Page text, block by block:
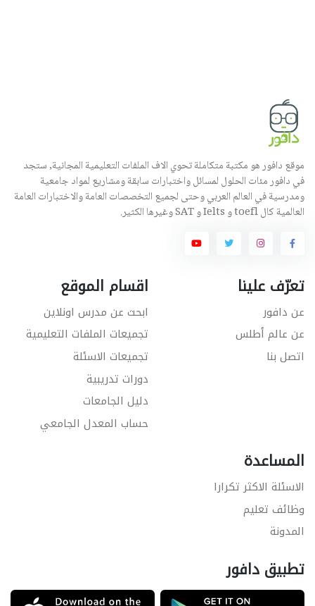
موقع دافور هو مكتبة متكاملة تحوي الاف الملفات التعليمية المجانية, ستجد
في دافور مئات الحلول لمسائل واختبارات سابقة ومشاريع لمواد جامعية
ومدرسية في العالم العربي وحتى لجميع التخصصات العامة والاختبارات العامة
العالمية كال toefl و Ielts و SAT وغيرها الكثير.
تعرّف علينا
عن دافور
عن عالم أطلس
اتصل بنا
اقسام الموقع
ابحث عن مدرس اونلاين
تجميعات الملفات التعليمية
تجميعات الاسئلة
دورات تدريبية
دليل الجامعات
حساب المعدل الجامعي
المساعدة
الاسئلة الاكثر تكرارا
وظائف تعليم
المدونة
تطبيق دافور